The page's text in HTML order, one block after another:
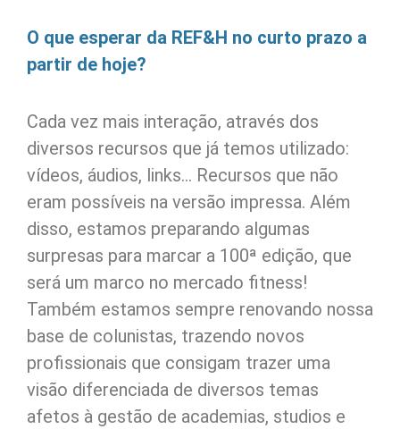
O que esperar da REF&H no curto prazo a
partir de hoje?
Cada vez mais interação, através dos
diversos recursos que já temos utilizado:
vídeos, áudios, links… Recursos que não
eram possíveis na versão impressa. Além
disso, estamos preparando algumas
surpresas para marcar a 100ª edição, que
será um marco no mercado fitness!
Também estamos sempre renovando nossa
base de colunistas, trazendo novos
profissionais que consigam trazer uma
visão diferenciada de diversos temas
afetos à gestão de academias, studios e